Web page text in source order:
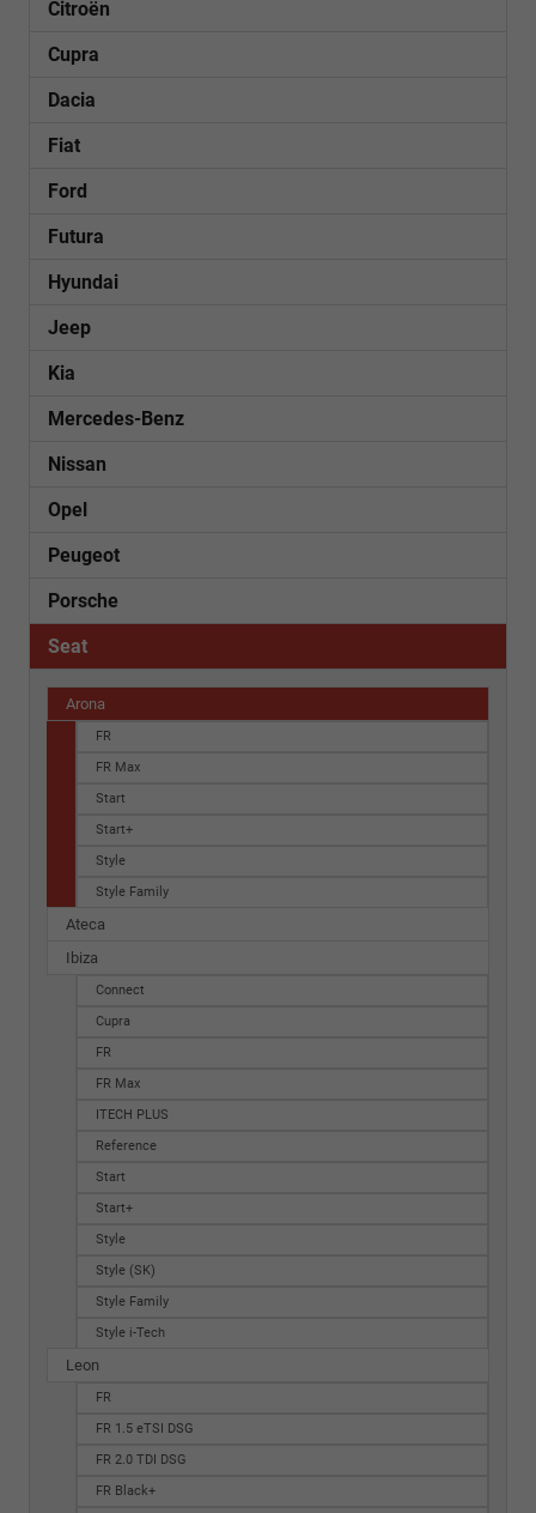
Citroën
Cupra
Dacia
Fiat
Ford
Futura
Hyundai
Jeep
Kia
Mercedes-Benz
Nissan
Opel
Peugeot
Porsche
Seat
Arona
FR
FR Max
Start
Start+
Style
Style Family
Ateca
Ibiza
Connect
Cupra
FR
FR Max
ITECH PLUS
Reference
Start
Start+
Style
Style (SK)
Style Family
Style i-Tech
Leon
FR
FR 1.5 eTSI DSG
FR 2.0 TDI DSG
FR Black+